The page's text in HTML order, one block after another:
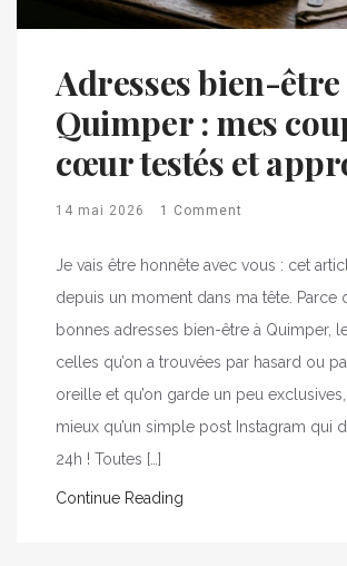
Adresses bien-être
Quimper : mes
cœur testés et
14 mai 2026 1 Comment
Je vais être honnête avec vous : cet
depuis un moment dans ma tête. Parce
bonnes adresses bien-être à Quimper,
celles qu’on a trouvées par hasard ou
oreille et qu’on garde un peu
mieux qu’un simple post Instagram qui
24h ! Toutes […]
Continue Reading